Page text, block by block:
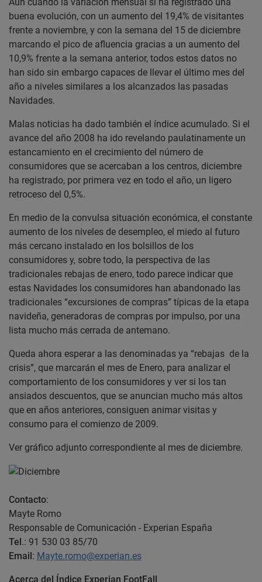
buena evolución, con un aumento del 19,4% de visitantes
frente a noviembre, y con la semana del 15 de diciembre
marcando el pico de afluencia gracias a un aumento del
10,9% frente a la semana anterior, todos estos datos no
han sido sin embargo capaces de llevar el último mes del
año a niveles similares a los alcanzados las pasadas
Navidades.
Malas noticias ha dado también el índice acumulado. Si el
avance del año 2008 ha ido revelando paulatinamente un
estancamiento en el crecimiento del número de
consumidores que se acercaban a los centros, diciembre
ha registrado, por primera vez en todo el año, un ligero
retroceso del 0,5%.
En medio de la convulsa situación económica, el constante
aumento de los niveles de desempleo, el miedo al futuro
más cercano instalado en los bolsillos de los
consumidores y, sobre todo, la perspectiva de las
tradicionales rebajas de enero, todo parece indicar que
estas Navidades los consumidores han abandonado las
tradicionales “excursiones de compras” típicas de la etapa
navideña, generadoras de compras por impulso, por una
lista mucho más cerrada de antemano.
Queda ahora esperar a las denominadas ya “rebajas de la
crisis”, que marcarán el mes de Enero, para analizar el
comportamiento de los consumidores y ver si los tan
ansiados descuentos, que se anuncian mucho más altos
que en años anteriores, consiguen animar visitas y
consumo para el comienzo de 2009.
Ver gráfico adjunto correspondiente al mes de diciembre.
Contacto:
Mayte Romo
Responsable de Comunicación - Experian España
Tel.: 91 530 03 85/70
Email: Mayte.romo@experian.es
Acerca del Índice Experian FootFall